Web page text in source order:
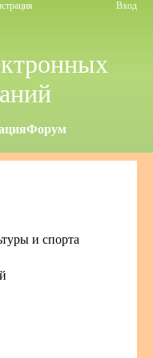
Вход
Форум
и спорта